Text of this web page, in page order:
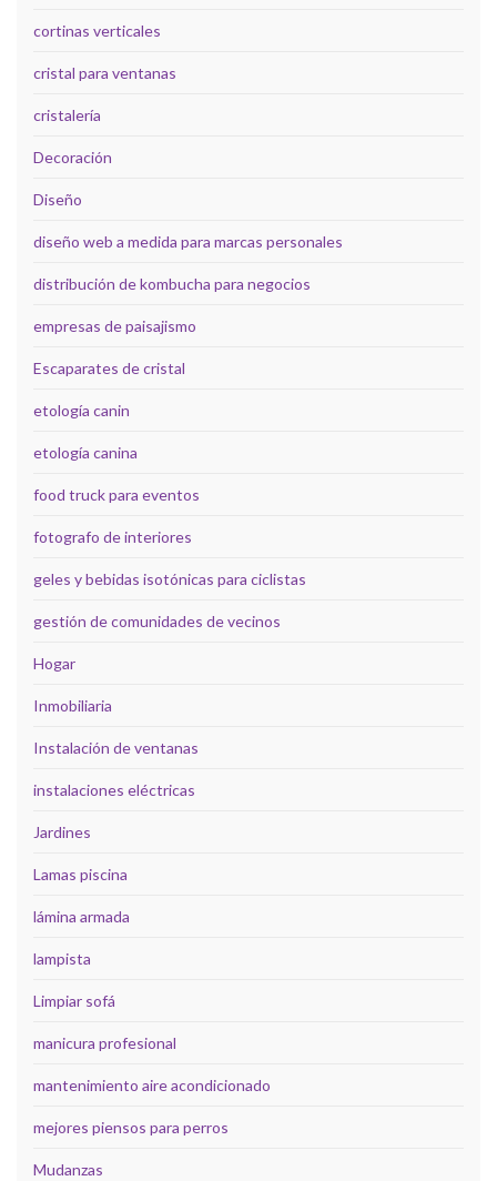
cortinas verticales
cristal para ventanas
cristalería
Decoración
Diseño
diseño web a medida para marcas personales
distribución de kombucha para negocios
empresas de paisajismo
Escaparates de cristal
etología canin
etología canina
food truck para eventos
fotografo de interiores
geles y bebidas isotónicas para ciclistas
gestión de comunidades de vecinos
Hogar
Inmobiliaria
Instalación de ventanas
instalaciones eléctricas
Jardines
Lamas piscina
lámina armada
lampista
Limpiar sofá
manicura profesional
mantenimiento aire acondicionado
mejores piensos para perros
Mudanzas